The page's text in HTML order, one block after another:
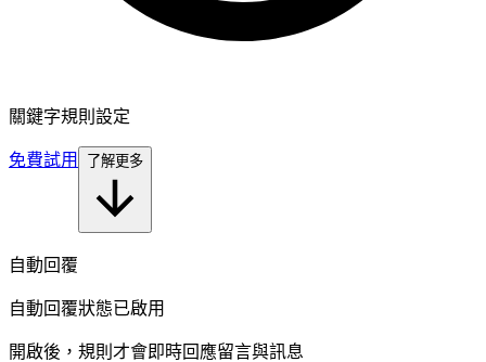
關鍵字規則設定
免費試用 了解更多
自動回覆
自動回覆狀態已啟用
開啟後，規則才會即時回應留言與訊息